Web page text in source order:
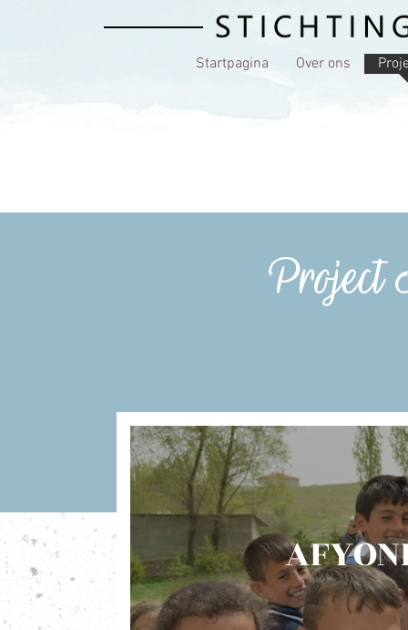
Startpagina Over ons
Project